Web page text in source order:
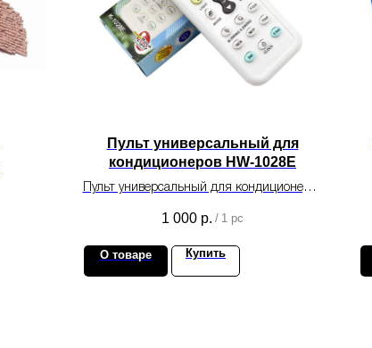
Пульт универсальный для
кондиционеров HW-1028E
Пульт универсальный для кондиционеров
1 000 р. / 1 pc
О товаре Купить